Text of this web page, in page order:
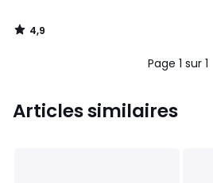
4,9
/
Page 1 sur 1
Articles similaires